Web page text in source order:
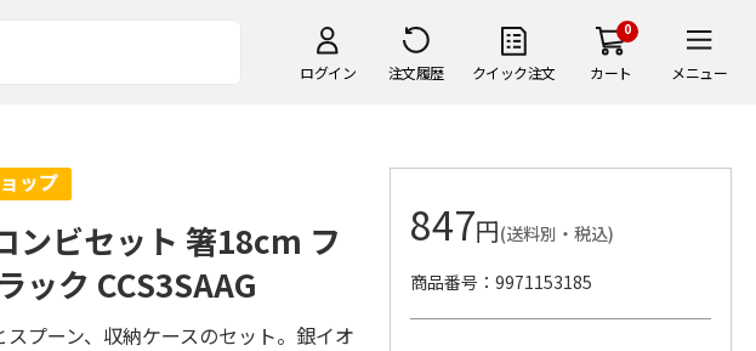
ログイン 注文履歴 クイック注文
0
カート メニュー
ンビセット 箸18cm フ
ック CCS3SAAG
プーン、収納ケースのセット。銀イオ
847円(送料別・税込)
商品番号
9971153185